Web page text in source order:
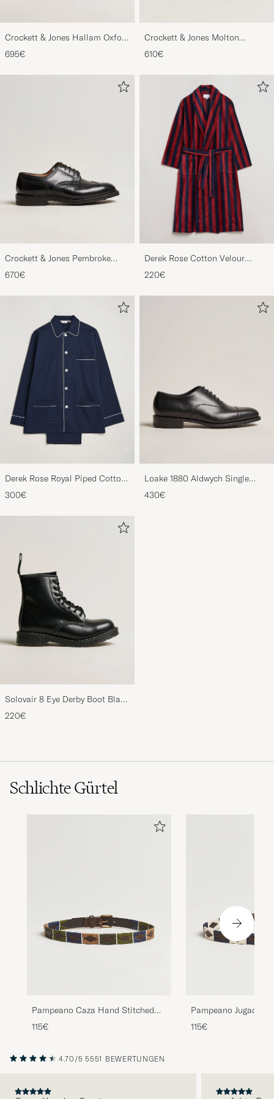
Crockett & Jones Hallam Oxford
Black Calf
695€
Crockett & Jones Molton
Chukka Black Rough-Out Suede
610€
Crockett & Jones Pembroke
Derbys Black Calf
670€
Derek Rose Cotton Velour
Striped Gown Red/Blue
220€
Derek Rose Royal Piped Cotton
Pyjama Set Navy
300€
Loake 1880 Aldwych Single
Oxford Black Calf
430€
Solovair 8 Eye Derby Boot Black
Shine
220€
Schlichte Gürtel
Pampeano Caza Hand Stitched
Classic Leather Belt 3,5cm
Green/Blue
115€
Pampeano Jugadoro
Stitched Classic
3,5cm Blue/White
115€
4.70/5 5551 BEWERTUNGEN